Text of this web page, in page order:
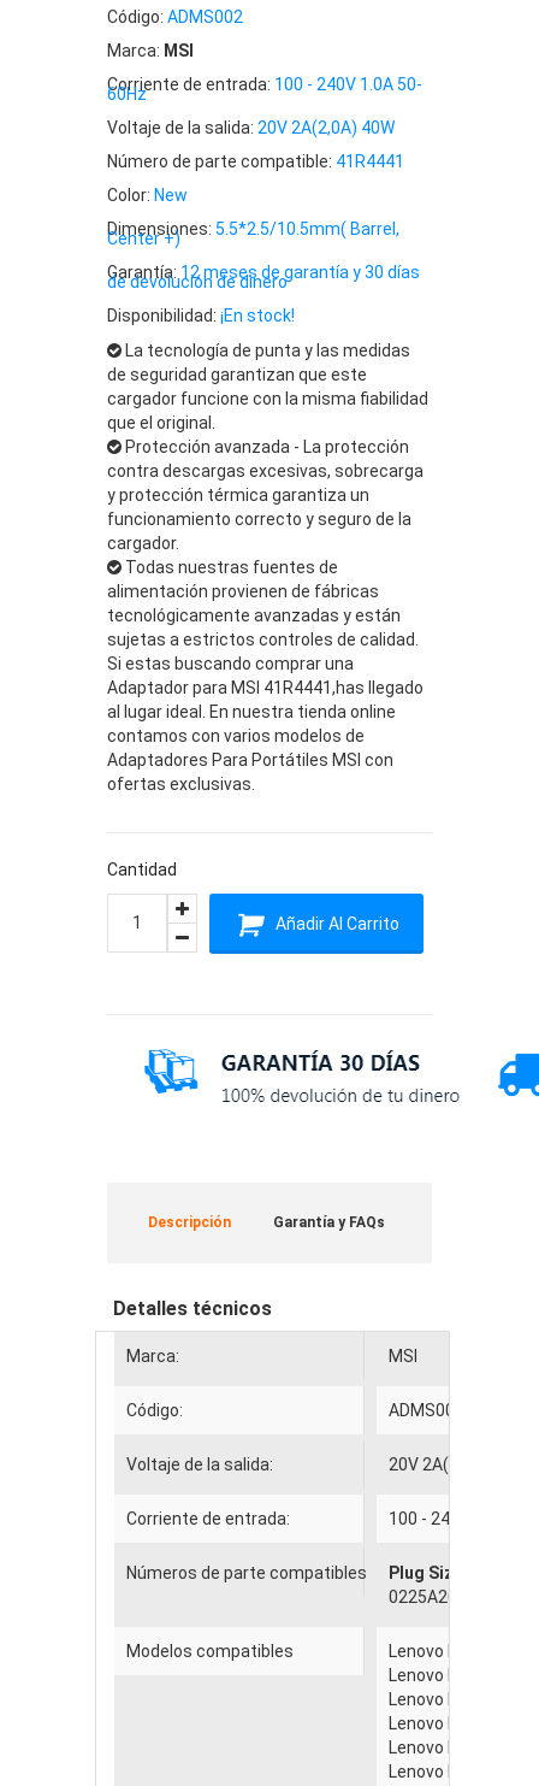
Código: ADMS002
Marca: MSI
Corriente de entrada: 100 - 240V 1.0A 50-
60Hz
Voltaje de la salida: 20V 2A(2,0A) 40W
Número de parte compatible: 41R4441
Color: New
Dimensiones: 5.5*2.5/10.5mm( Barrel,
Center +)
Garantía: 12 meses de garantía y 30 días
de devolución de dinero
Disponibilidad: ¡En stock!
La tecnología de punta y las medidas
de seguridad garantizan que este
cargador funcione con la misma fiabilidad
que el original.
Protección avanzada - La protección
contra descargas excesivas, sobrecarga
y protección térmica garantiza un
funcionamiento correcto y seguro de la
cargador.
Todas nuestras fuentes de
alimentación provienen de fábricas
tecnológicamente avanzadas y están
sujetas a estrictos controles de calidad.
Si estas buscando comprar una
Adaptador para MSI 41R4441,has llegado
al lugar ideal. En nuestra tienda online
contamos con varios modelos de
Adaptadores Para Portátiles MSI con
ofertas exclusivas.
Cantidad
Añadir Al Carrito
Descripción Garantía y FAQs
Detalles técnicos
Marca: MSI
Código: ADMS002
Voltaje de la salida: 20V 2A(2,0A) 40W
Corriente de entrada: 100 - 240V 1.0A
Números de parte compatibles
Plug Size:
0225A2040 ,
Modelos compatibles
Lenovo IdeaPad
Lenovo IdeaPad
Lenovo IdeaPad
Lenovo IdeaPad
Lenovo IdeaPad
Lenovo IdeaPad